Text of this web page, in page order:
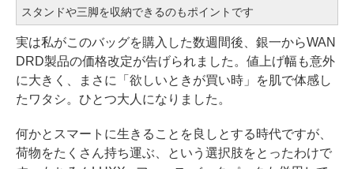
スタンドや三脚を収納できるのもポイントです
実は私がこのバッグを購入した数週間後、銀一からWAN
DRD製品の価格改定が告げられました。値上げ幅も意外
に大きく、まさに「欲しいときが買い時」を肌で体感し
たワタシ。ひとつ大人になりました。
何かとスマートに生きることを良しとする時代ですが、
荷物をたくさん持ち運ぶ、という選択肢をとったわけで